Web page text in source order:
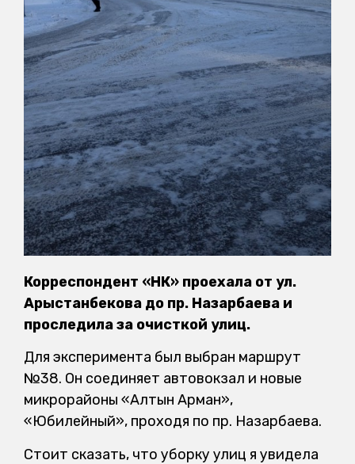
Корреспондент «НК» проехала от ул.
Арыстанбекова до пр. Назарбаева и
проследила за очисткой улиц.
Для эксперимента был выбран маршрут
№38. Он соединяет автовокзал и новые
микрорайоны «Алтын Арман»,
«Юбилейный», проходя по пр. Назарбаева.
Стоит сказать, что уборку улиц я увидела